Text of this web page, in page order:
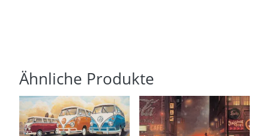
Ähnliche Produkte